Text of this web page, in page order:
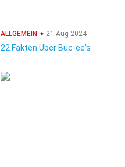
ALLGEMEIN 21 Aug 2024
22 Fakten Über Buc-ee's